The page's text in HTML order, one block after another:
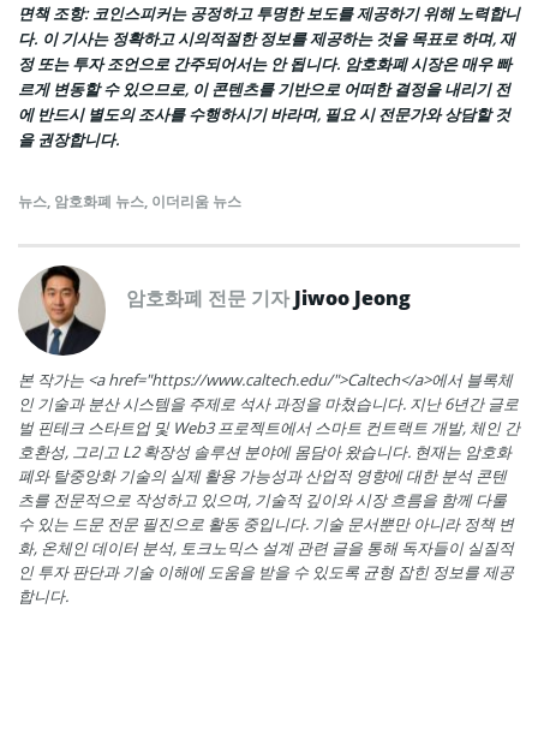
면책 조항: 코인스피커는 공정하고 투명한 보도를 제공하기 위해 노력합니
다. 이 기사는 정확하고 시의적절한 정보를 제공하는 것을 목표로 하며, 재
정 또는 투자 조언으로 간주되어서는 안 됩니다. 암호화폐 시장은 매우 빠
르게 변동할 수 있으므로, 이 콘텐츠를 기반으로 어떠한 결정을 내리기 전
에 반드시 별도의 조사를 수행하시기 바라며, 필요 시 전문가와 상담할 것
을 권장합니다.
뉴스, 암호화폐 뉴스, 이더리움 뉴스
암호화폐 전문 기자Jiwoo Jeong
본 작가는 <a href="https://www.caltech.edu/">Caltech</a>에서 블록체
인 기술과 분산 시스템을 주제로 석사 과정을 마쳤습니다. 지난 6년간 글로
벌 핀테크 스타트업 및 Web3 프로젝트에서 스마트 컨트랙트 개발, 체인 간
호환성, 그리고 L2 확장성 솔루션 분야에 몸담아 왔습니다. 현재는 암호화
폐와 탈중앙화 기술의 실제 활용 가능성과 산업적 영향에 대한 분석 콘텐
츠를 전문적으로 작성하고 있으며, 기술적 깊이와 시장 흐름을 함께 다룰
수 있는 드문 전문 필진으로 활동 중입니다. 기술 문서뿐만 아니라 정책 변
화, 온체인 데이터 분석, 토크노믹스 설계 관련 글을 통해 독자들이 실질적
인 투자 판단과 기술 이해에 도움을 받을 수 있도록 균형 잡힌 정보를 제공
합니다.